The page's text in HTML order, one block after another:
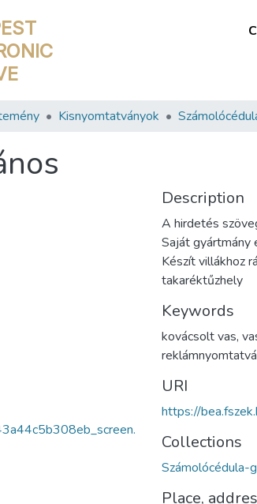
Kisnyomtatványok
Description
A hirdetés
Saját gyártmány
Készít villákhoz
takaréktűzhely
Keywords
kovácsolt vas,
URI
https://
Collections
Számolócédula-
Place,